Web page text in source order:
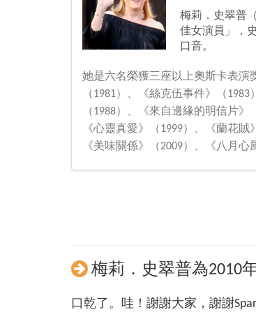
梅莉．史翠普
佳女演員」，
口音。
她是六名榮獲三座以上奧斯卡表演
（1981）、《絲克伍事件》（
（1988）、《來自邊緣的明信片
《心靈真愛》（1999）、《蘭花賊
《美味關係》（2009）、《八月心
梅莉．史翠普為2010
口乾了。哇！謝謝大家，謝謝